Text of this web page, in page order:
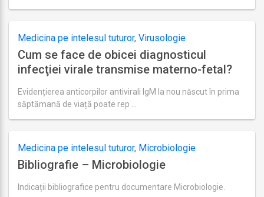
2018
Medicina pe intelesul tuturor, Virusologie
Cum se face de obicei diagnosticul
infecţiei virale transmise materno-fetal?
Evidențierea anticorpilor antivirali IgM la nou născut în prima
săptămană de viață poate rep …
2018
Medicina pe intelesul tuturor, Microbiologie
Bibliografie – Microbiologie
Indicații bibliografice pentru documentare Microbiologie.